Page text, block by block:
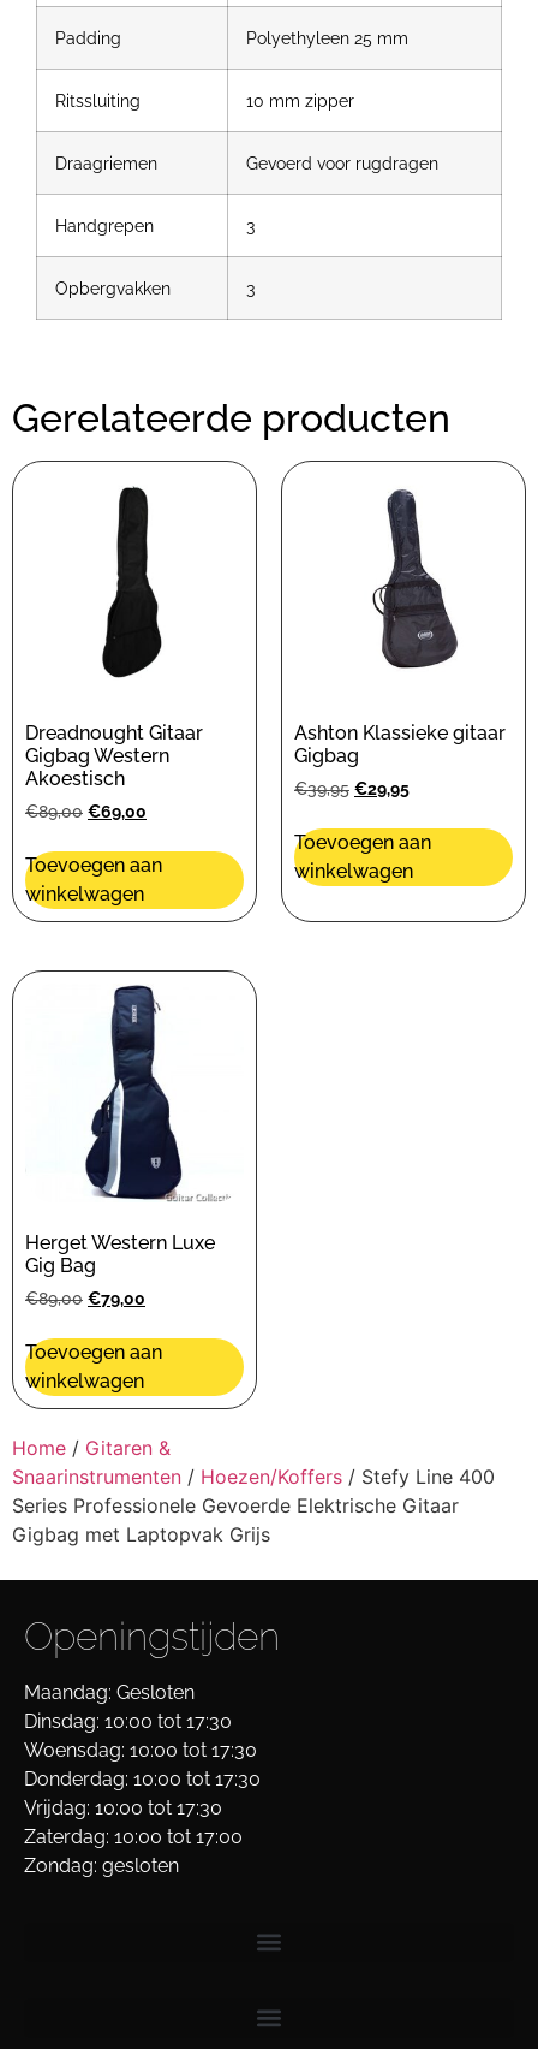
Padding Polyethyleen 25 mm
Ritssluiting 10 mm zipper
Draagriemen Gevoerd voor rugdragen
Handgrepen 3
Opbergvakken 3
Gerelateerde producten
Dreadnought Gitaar
Gigbag Western
Akoestisch
€89,00 €69,00
Toevoegen aan
winkelwagen
Ashton Klassieke gitaar
Gigbag
€39,95 €29,95
Toevoegen aan
winkelwagen
Herget Western Luxe
Gig Bag
€89,00 €79,00
Toevoegen aan
winkelwagen
Home / Gitaren &
Snaarinstrumenten / Hoezen/Koffers / Stefy Line 400
Series Professionele Gevoerde Elektrische Gitaar
Gigbag met Laptopvak Grijs
Openingstijden
Maandag: Gesloten
Dinsdag: 10:00 tot 17:30
Woensdag: 10:00 tot 17:30
Donderdag: 10:00 tot 17:30
Vrijdag: 10:00 tot 17:30
Zaterdag: 10:00 tot 17:00
Zondag: gesloten